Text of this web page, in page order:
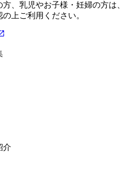
、乳児やお子様・妊婦の方は、
上ご利用ください。
介